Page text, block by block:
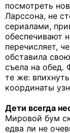
посмотреть
Ларссона, не
сериалами,
обеспечивают
перечисляет,
обставила
съела на обед.
те же:
координаты
Дети всегда
Мировой бум
едва ли не